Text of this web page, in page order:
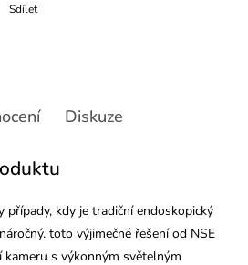
Sdílet
Diskuze
případy, kdy je tradiční endoskopický
toto výjimečné řešení od NSE
s výkonným světelným